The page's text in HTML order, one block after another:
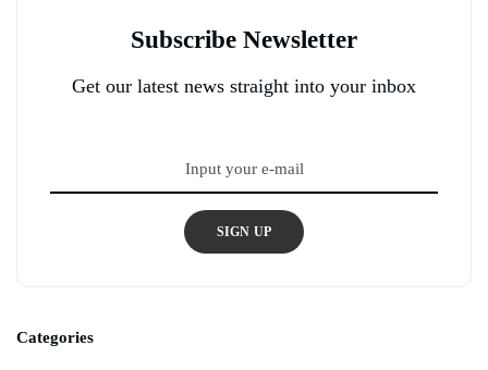
Subscribe Newsletter
Get our latest news straight into your inbox
SIGN UP
Categories